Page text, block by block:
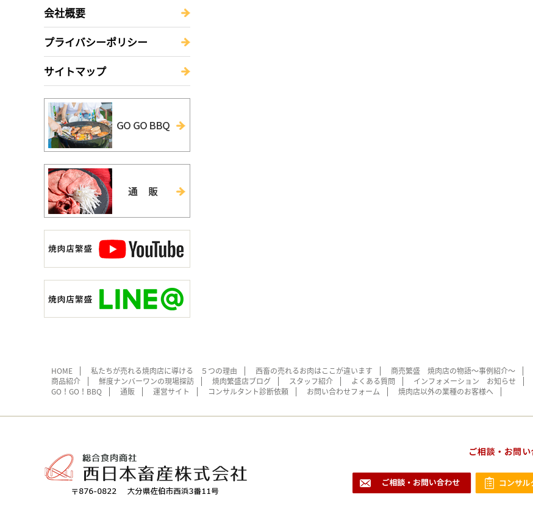
会社概要
プライバシーポリシー
サイトマップ
HOME 私たちが売れる焼肉店に導ける ５つの理由 西畜の売れるお肉はここが違います 商売繁盛 焼肉店の物語～事例紹介～
商品紹介
鮮度ナンバーワンの現場探訪 焼肉繁盛店ブログ スタッフ紹介 よくある質問 インフォメーション お知らせ
GO！GO！BBQ
通販 運営サイト コンサルタント診断依頼 お問い合わせフォーム 焼肉店以外の業種のお客様へ